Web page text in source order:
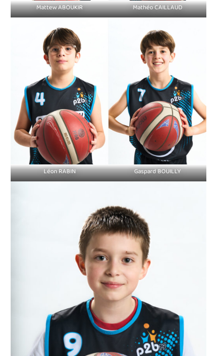
Mattew ABOUKIR Mathéo CAILLAUD
Léon RABIN Gaspard BOUILLY